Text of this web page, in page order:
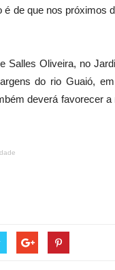
de que nos próximos
Salles Oliveira, no
do rio Guaió,
deverá favorecer a